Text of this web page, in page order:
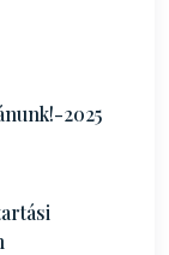
2025